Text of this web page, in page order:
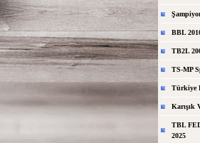
BBL
TB2L
TS-MP
Türkiye
Karışık
TBL
2025